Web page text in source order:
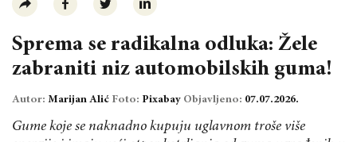
Sprema se radikalna odluka: Žele
zabraniti niz automobilskih guma!
Autor: Marijan Alić Foto: Pixabay Objavljeno: 07.07.2026.
Gume koje se naknadno kupuju uglavnom troše više